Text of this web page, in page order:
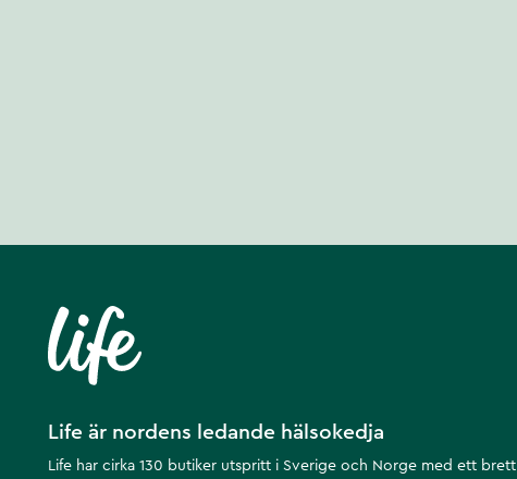
Life är nordens ledande hälsokedja
Life har cirka 130 butiker utspritt i Sverige och Norge med ett brett